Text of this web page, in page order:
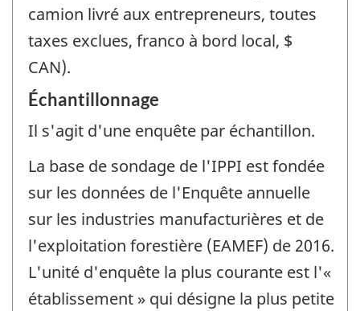
camion livré aux entrepreneurs, toutes
taxes exclues, franco à bord local, $
CAN).
Échantillonnage
Il s'agit d'une enquête par échantillon.
La base de sondage de l'IPPI est fondée
sur les données de l'Enquête annuelle
sur les industries manufacturières et de
l'exploitation forestière (EAMEF) de 2016.
L'unité d'enquête la plus courante est l'«
établissement » qui désigne la plus petite